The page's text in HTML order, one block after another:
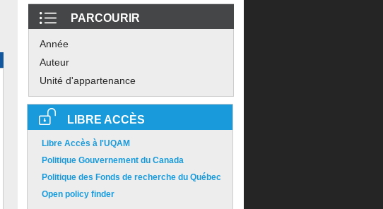
PARCOURIR
Année
Auteur
Unité d'appartenance
LIBRE ACCÈS
Libre Accès à l'UQAM
Politique Gouvernement du Canada
Politique des Fonds de recherche du Québec
Open policy finder